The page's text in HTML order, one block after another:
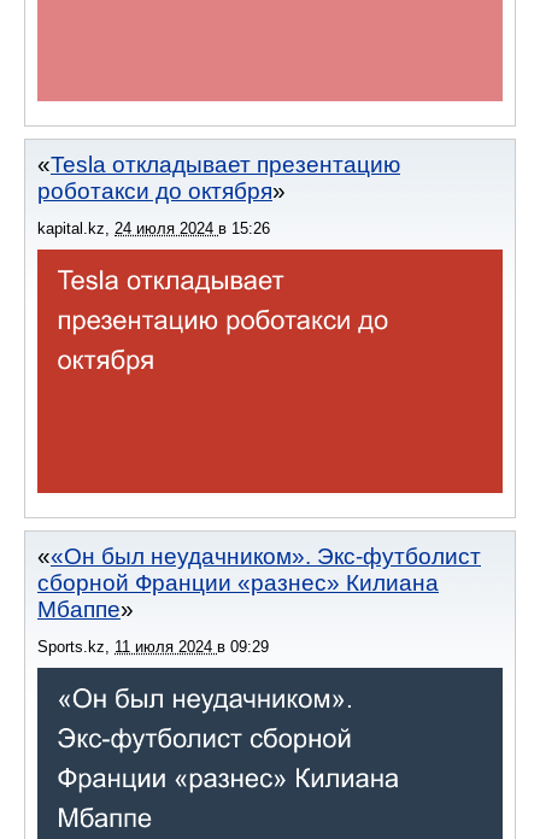
Tesla откладывает презентацию
роботакси до октября
kapital.kz 24 июля 2024 в 15:26
«Он был неудачником». Экс-футболист
сборной Франции «разнес» Килиана
Мбаппе
Sports.kz 11 июля 2024 в 09:29